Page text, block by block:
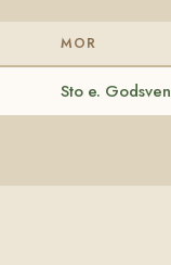
MOR
Sto e. Godsven